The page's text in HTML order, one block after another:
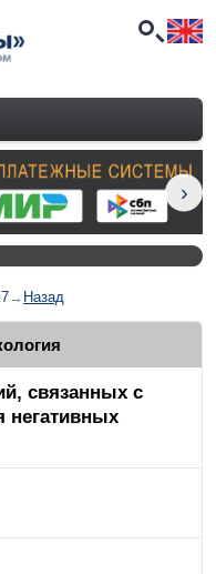
→ Назад
связанных с
негативных